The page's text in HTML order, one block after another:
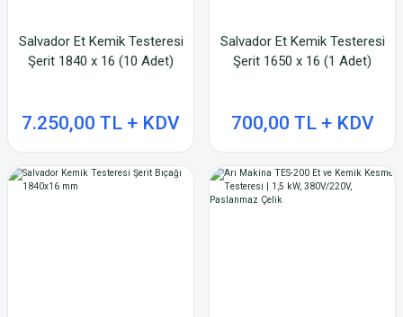
Salvador Et Kemik Testeresi
Şerit 1840 x 16 (10 Adet)
7.250,00 TL + KDV
Salvador Et Kemik Testeresi
Şerit 1650 x 16 (1 Adet)
700,00 TL + KDV